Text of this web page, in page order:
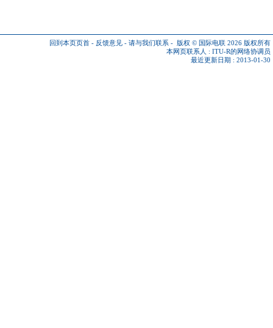
回到本页页首 - 反馈意见 - 请与我们联系 - 版权 © 国际电联 2026 版权所有
本网页联系人 : ITU-R的网络协调员
最近更新日期 : 2013-01-30